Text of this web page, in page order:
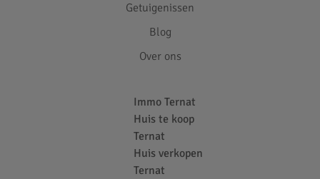
Getuigenissen
Blog
Over ons
Immo Ternat
Huis te koop
Ternat
Huis verkopen
Ternat